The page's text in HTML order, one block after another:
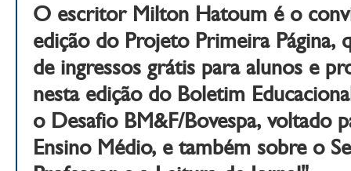
O escritor Milton Hatoum é o
edição do Projeto Primeira Página,
de ingressos grátis para alunos e
nesta edição do Boletim
o Desafio BM&F/Bovespa, voltado
Ensino Médio, e também sobre o